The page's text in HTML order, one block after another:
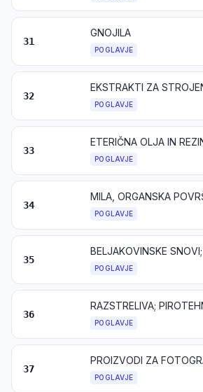
31
GNOJILA
POGLAVJE
32
POGLAVJE
33
POGLAVJE
34
POGLAVJE
35
POGLAVJE
36
POGLAVJE
37
POGLAVJE